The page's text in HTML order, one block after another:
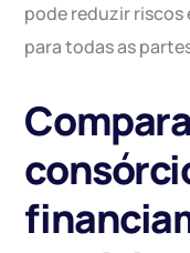
pode reduzir riscos
para todas as